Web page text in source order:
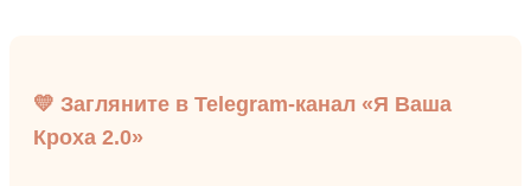
💛 Загляните в Telegram-канал «Я Ваша
Кроха 2.0»